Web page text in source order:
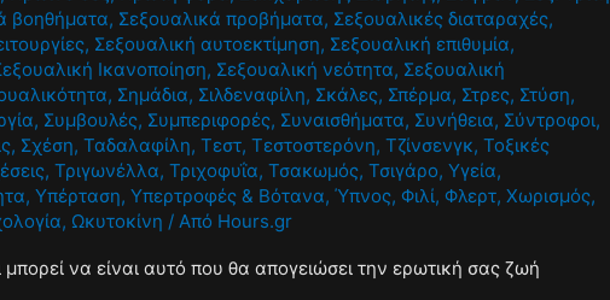
βοηθήματα, Σεξουαλικά προβήματα, Σεξουαλικές διαταραχές,
, Σεξουαλική αυτοεκτίμηση, Σεξουαλική επιθυμία,
Ικανοποίηση, Σεξουαλική νεότητα, Σεξουαλική
, Σημάδια, Σιλδεναφίλη, Σκάλες, Σπέρμα, Στρες, Στύση,
, Συμβουλές, Συμπεριφορές, Συναισθήματα, Συνήθεια, Σύντροφοι,
, Σχέση,Ταδαλαφίλη,Τεστ,Τεστοστερόνη,Τζίνσενγκ,Τοξικές
,Τριγωνέλλα,Τριχοφυΐα,Τσακωμός,Τσιγάρο,Υγεία,
,Υπέρταση,Υπερτροφές & Βότανα,Ύπνος,Φιλί,Φλερτ,Χωρισμός,
, Ωκυτοκίνη / Από Hours.gr
να είναι αυτό που θα απογειώσει την ερωτική σας ζωή